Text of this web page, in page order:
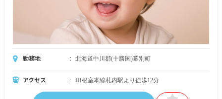
勤務地 北海道中川郡(十勝国)幕別町
アクセス JR根室本線札内駅より徒歩12分